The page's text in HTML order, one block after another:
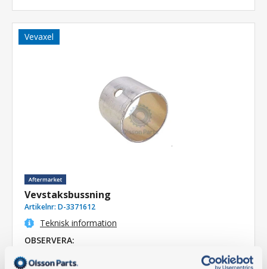
Vevaxel
Vevstaksbussning
Artikelnr: D-3371612
Teknisk information
OBSERVERA: